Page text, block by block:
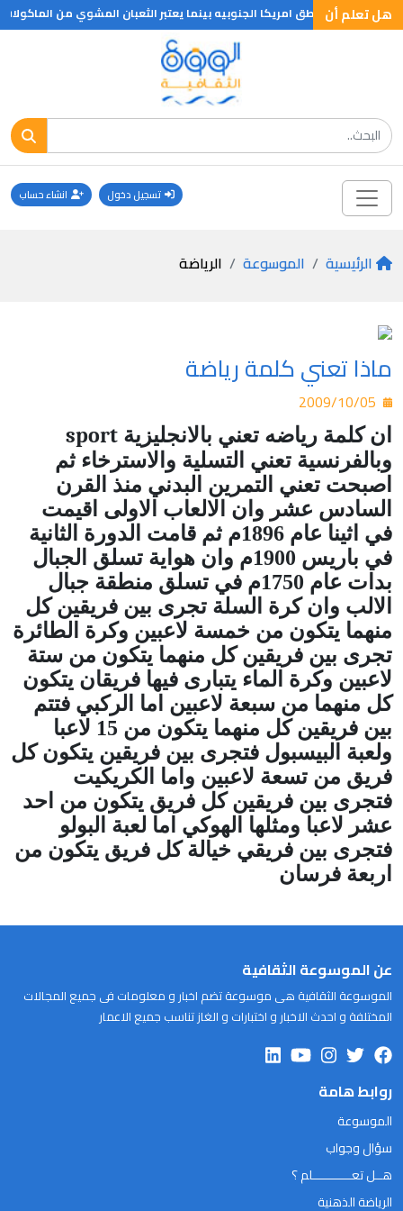
هل تعلم أن
في بعض مناطق امريكا الجنوبيه بينما يعتبر الثعبان المشوي من
تسجيل دخول انشاء حساب
الرئيسية الموسوعة الرياضة
ماذا تعني كلمة رياضة
ان كلمة رياضه تعني بالانجليزية sport
وبالفرنسية تعني التسلية والاسترخاء ثم
اصبحت تعني التمرين البدني منذ القرن
السادس عشر وان الالعاب الاولى اقيمت
في اثينا عام 1896م ثم قامت الدورة الثانية
في باريس 1900م وان هواية تسلق الجبال
بدات عام 1750م في تسلق منطقة جبال
الالب وان كرة السلة تجرى بين فريقين كل
منهما يتكون من خمسة لاعبين وكرة الطائرة
تجرى بين فريقين كل منهما يتكون من ستة
لاعبين وكرة الماء يتبارى فيها فريقان يتكون
كل منهما من سبعة لاعبين اما الركبي فتتم
بين فريقين كل منهما يتكون من 15 لاعبا
ولعبة البيسبول فتجرى بين فريقين يتكون كل
فريق من تسعة لاعبين واما الكريكيت
فتجرى بين فريقين كل فريق يتكون من احد
عشر لاعبا ومثلها الهوكي اما لعبة البولو
فتجرى بين فريقي خيالة كل فريق يتكون من
اربعة فرسان
عن الموسوعة الثقافية
الموسوعة الثقافية هى موسوعة تضم اخبار و معلومات فى جميع المجالات
المختلفة و احدث الاخبار و اختبارات و الغاز تناسب جميع الاعمار
روابط هامة
الموسوعة
سؤال وجواب
هــل تعـــــــــــلم ؟
الرياضة الذهنية